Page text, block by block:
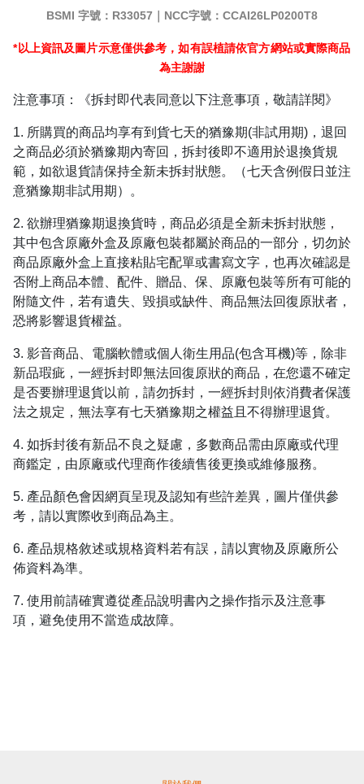
BSMI 字號：R33057｜ NCC字號：CCAI26LP0200T8
*以上資訊及圖片示意僅供參考，如有誤植請依官方網站或實際商品
為主謝謝
注意事項：《拆封即代表同意以下注意事項，敬請詳閱》
1. 所購買的商品均享有到貨七天的猶豫期(非試用期) ，退回
之商品必須於猶豫期內寄回，拆封後即不適用於退換貨規
範，如欲退貨請保持全新未拆封狀態。（七天含例假日並注
意猶豫期非試用期）。
2. 欲辦理猶豫期退換貨時，商品必須是全新未拆封狀態，
其中包含原廠外盒及原廠包裝都屬於商品的一部分，切勿於
商品原廠外盒上直接粘貼宅配單或書寫文字，也再次確認是
否附上商品本體、配件、贈品、保、原廠包裝等所有可能的
附隨文件，若有遺失、毀損或缺件、商品無法回復原狀者，
恐將影響退貨權益。
3. 影音商品、電腦軟體或個人衛生用品(包含耳機)等，除非
新品瑕疵，一經拆封即無法回復原狀的商品，在您還不確定
是否要辦理退貨以前，請勿拆封，一經拆封則依消費者保護
法之規定，無法享有七天猶豫期之權益且不得辦理退貨。
4. 如拆封後有新品不良之疑慮，多數商品需由原廠或代理
商鑑定，由原廠或代理商作後續售後更換或維修服務。
5. 產品顏色會因網頁呈現及認知有些許差異，圖片僅供參
考，請以實際收到商品為主。
6. 產品規格敘述或規格資料若有誤，請以實物及原廠所公
佈資料為準。
7. 使用前請確實遵從產品說明書內之操作指示及注意事
項，避免使用不當造成故障。